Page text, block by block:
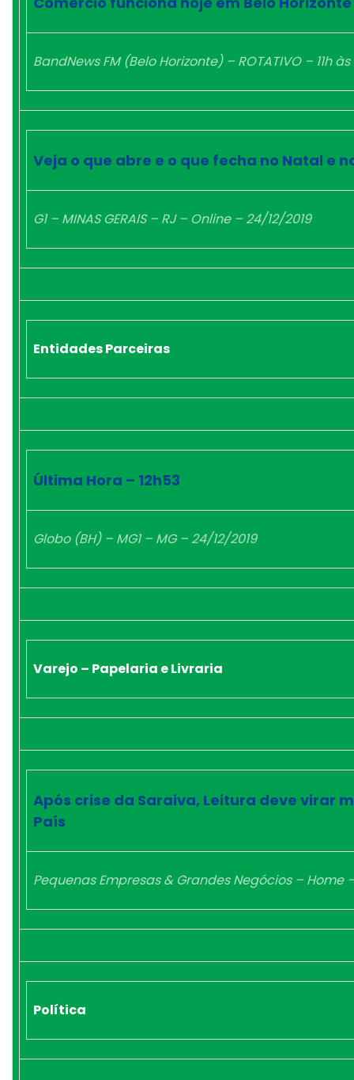
BandNews FM (Belo Horizonte) – ROTATIVO – 11h
Veja o que abre e o que fecha no Natal e
G1 – MINAS GERAIS – RJ – Online – 24/12/2019
Entidades Parceiras
Última Hora – 12h53
Globo (BH) – MG1 – MG – 24/12/2019
Varejo – Papelaria e Livraria
Após crise da Saraiva, Leitura deve virar
País
Pequenas Empresas & Grandes Negócios – Home
Política